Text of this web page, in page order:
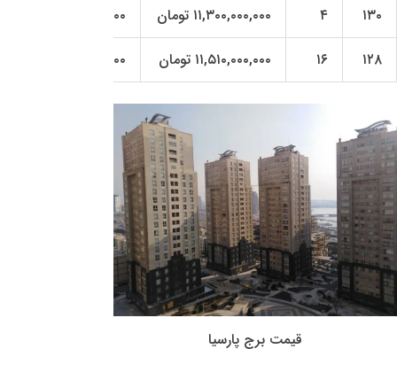
۱۳۰
۴ ۱۱,۳۰۰,۰۰۰,۰۰۰ تومان
۸۷,۹۲۳,۰۰۰ تومان
۱۲۸
۱۶ ۱۱,۵۱۰,۰۰۰,۰۰۰ تومان ۹۰,۹۲۱,۰۰۰ تومان
قیمت برج پارسیا